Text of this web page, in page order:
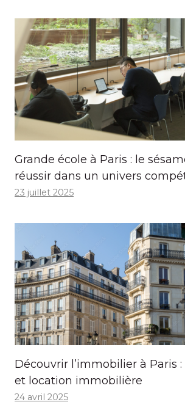
Grande école à Paris : le
réussir dans un univers
23 juillet 2025
Découvrir l’immobilier à Paris
et location immobilière
24 avril 2025